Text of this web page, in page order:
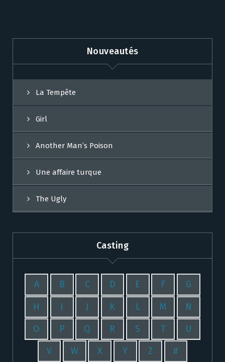
Nouveautés
La Tempête
Girl
Another Man’s Poison
Une affaire turque
The Ugly
Casting
A B C D E F G
H I J K L M N
O P Q R S T U
V W X Y Z #